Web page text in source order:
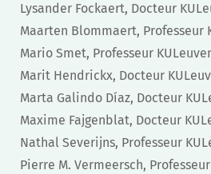
Lysander Fockaert, Docteur
Maarten Blommaert, Professeur
Mario Smet, Professeur
Marit Hendrickx, Docteur
Marta Galindo Díaz, Docteur
Maxime Fajgenblat, Docteur
Nathal Severijns, Professeur
Pierre M. Vermeersch,